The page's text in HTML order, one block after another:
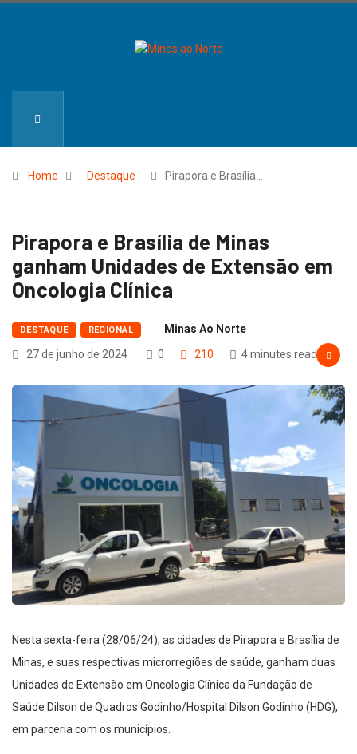
Home Destaque Pirapora e Brasília…
Pirapora e Brasília de Minas
ganham Unidades de Extensão em
Oncologia Clínica
DESTAQUE REGIONAL
Minas Ao Norte
27 de junho de 2024
0 210 4 minutes read
Nesta sexta-feira (28/06/24), as cidades de Pirapora e Brasília de
Minas, e suas respectivas microrregiões de saúde, ganham duas
Unidades de Extensão em Oncologia Clínica da Fundação de
Saúde Dilson de Quadros Godinho/Hospital Dilson Godinho (HDG),
em parceria com os municípios.